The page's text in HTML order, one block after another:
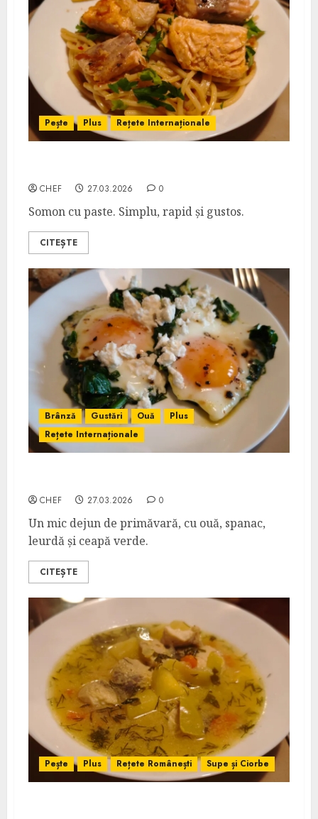
Pește Plus Rețete Internaționale
CHEF 27.03.2026 0
Somon cu paste. Simplu, rapid și gustos.
CITEȘTE
Brânză Gustări Ouă
Plus
Rețete Internaționale
CHEF 27.03.2026 0
Un mic dejun de primăvară, cu ouă, spanac,
leurdă și ceapă verde.
CITEȘTE
Pește Plus Rețete Românești Supe și Ciorbe